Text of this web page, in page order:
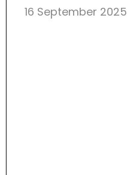
16 September 2025